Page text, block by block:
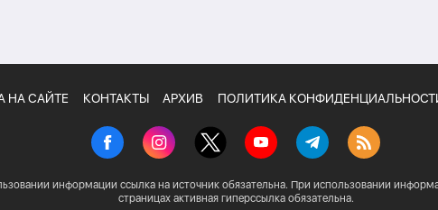
НА САЙТЕ КОНТАКТЫ АРХИВ ПОЛИТИКА
информации ссылка на источник обязательна. При использовании
страницах активная гиперссылка обязательна.